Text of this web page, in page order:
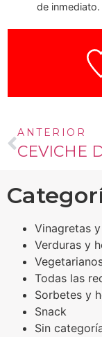
de inmediato.
ANTERIOR
Vinagretas
Verduras y
Todas las
Sorbetes y
Snack
Sin